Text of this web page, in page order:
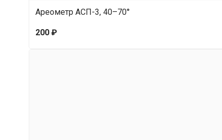
Ареометр АСП-3, 40–70°
200 ₽